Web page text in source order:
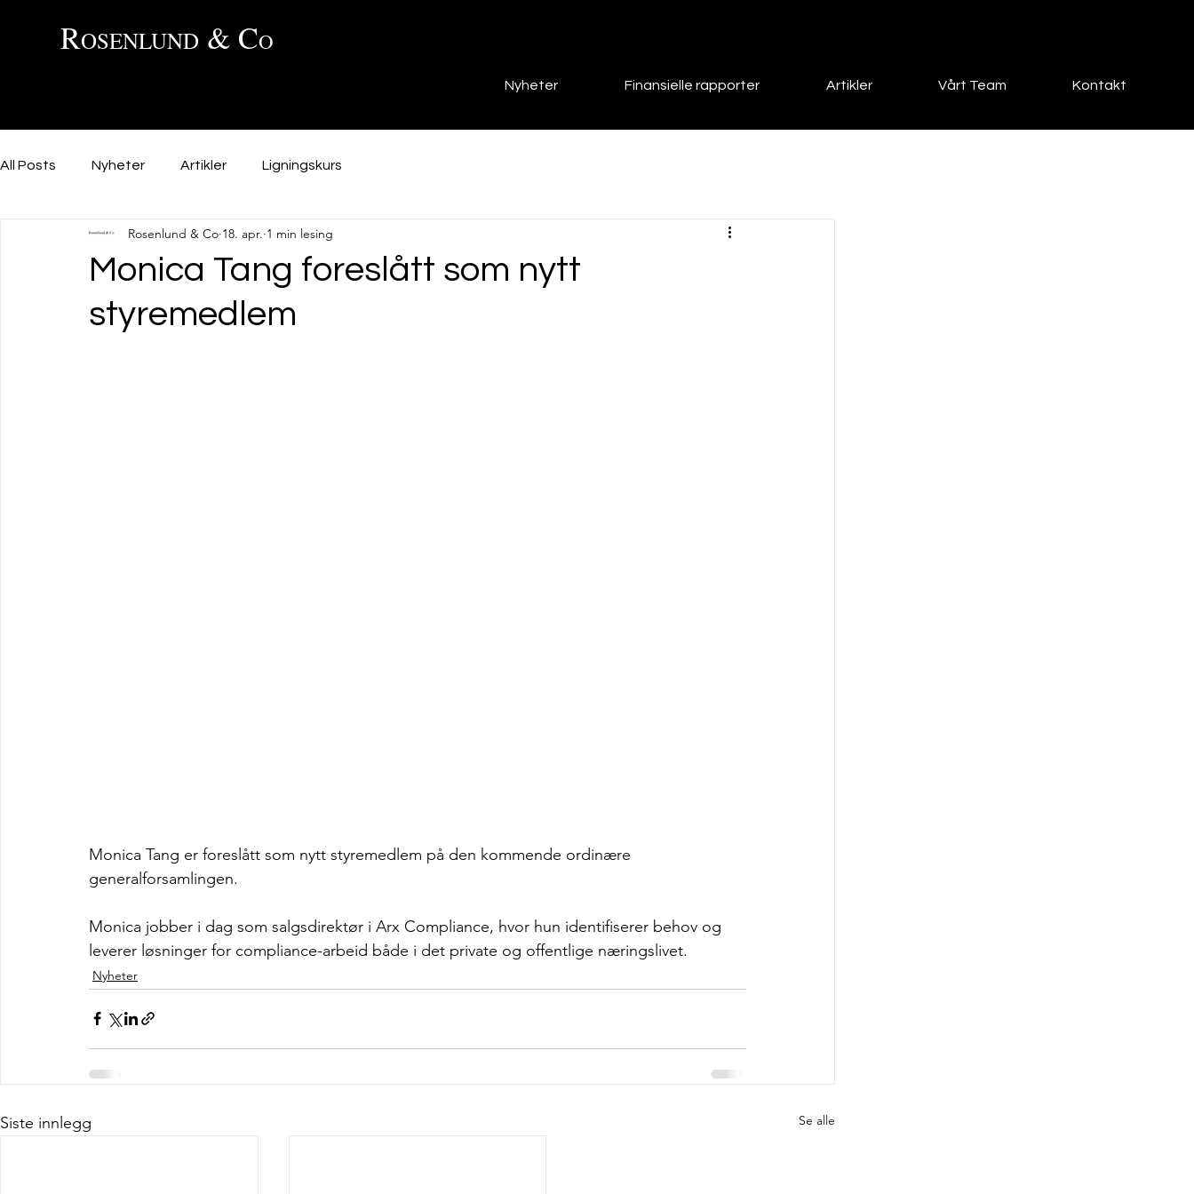
ROSENLUND & CO
Nyheter Finansielle rapporter Artikler Vårt Team Kontakt
All Posts Nyheter Artikler Ligningskurs
Monica Tang foreslått som nytt
styremedlem
Rosenlund & Co 18. apr. 1 min lesing
Monica Tang er foreslått som nytt styremedlem på den kommende ordinære
generalforsamlingen.
Monica jobber i dag som salgsdirektør i Arx Compliance, hvor hun identifiserer behov og
leverer løsninger for compliance-arbeid både i det private og offentlige næringslivet.
Nyheter
Siste innlegg Se alle